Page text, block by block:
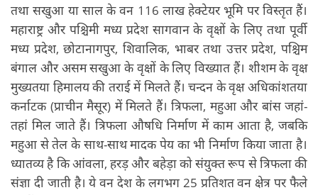
तथा सखुआ या साल के वन 116 लाख हेक्टेयर भूमि पर विस्तृत हैं।
महाराष्ट्र और पश्चिमी मध्य प्रदेश सागवान के वृक्षों के लिए तथा पूर्वी
मध्य प्रदेश, छोटानागपुर, शिवालिक, भाबर तथा उत्तर प्रदेश, पश्चिम
बंगाल और असम सखुआ के वृक्षों के लिए विख्यात हैं। शीशम के वृक्ष
मुख्यतया हिमालय की तराई में मिलते हैं। चन्दन के वृक्ष अधिकांशतया
कर्नाटक (प्राचीन मैसूर) में मिलते हैं। त्रिफला, महुआ और बांस जहां-
तहां मिल जाते हैं। त्रिफला औषधि निर्माण में काम आता है, जबकि
महुआ से तेल के साथ-साथ मादक पेय का भी निर्माण किया जाता है।
ध्यातव्य है कि आंवला, हरड़ और बहेड़ा को संयुक्त रूप से त्रिफला की
संज्ञा दी जाती है। ये वन देश के लगभग 25 प्रतिशत वन क्षेत्र पर फैले